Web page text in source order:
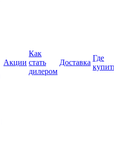
Акции
Как
стать
дилером
Доставка
Где